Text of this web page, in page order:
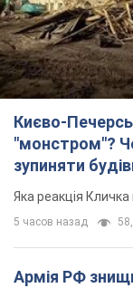
Києво-
"монстром"?
зупиняти
"московського
Яка реакція
5 часов назад
Армія РФ